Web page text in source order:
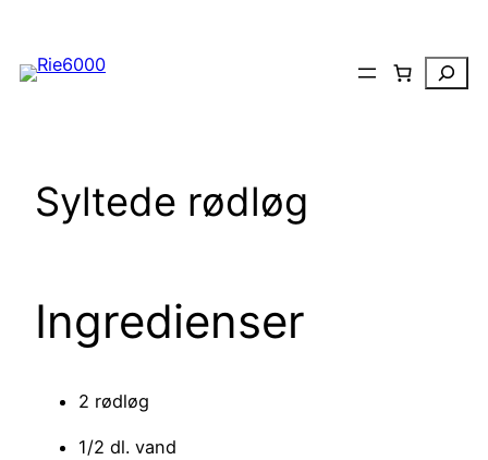
indhold
Search
Syltede rødløg
Ingredienser
2 rødløg
1/2 dl. vand